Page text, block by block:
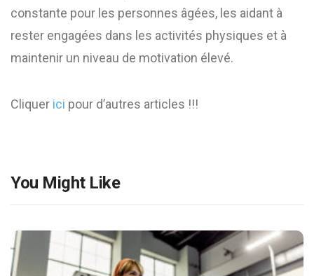
constante pour les personnes âgées, les aidant à
rester engagées dans les activités physiques et à
maintenir un niveau de motivation élevé.
Cliquer ici pour d’autres articles !!!
You Might Like